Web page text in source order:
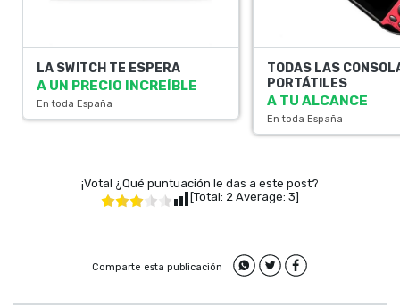
LA SWITCH TE ESPERA
A UN PRECIO INCREÍBLE
En toda España
TODAS LAS
PORTÁTILES
A TU ALCANCE
En toda España
¡Vota! ¿Qué puntuación le das a este post?
[Total: 2 Average: 3]
Comparte esta publicación